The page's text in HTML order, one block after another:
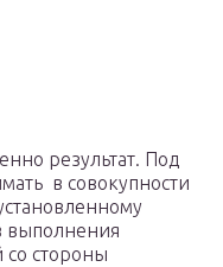
результат. Под
в совокупности
выполнения
со стороны